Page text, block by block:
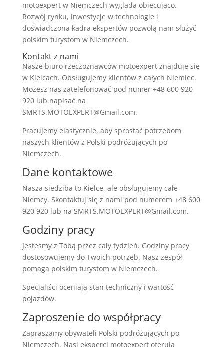
motoexpert w Niemczech wygląda obiecująco.
Rozwój rynku, inwestycje w technologie i
doświadczona kadra ekspertów pozwolą nam służyć
polskim turystom w Niemczech.
Kontakt z nami
Nasze biuro rzeczoznawców motoexpert znajduje się
w Kielcach. Obsługujemy klientów z całych Niemiec.
Możesz nas zatelefonować pod numer +48 600 920
920 lub napisać na
SMRTS.MOTOEXPERT@Gmail.com.
Pracujemy elastycznie, aby sprostać potrzebom
naszych klientów z Polski podróżujących po
Niemczech.
Dane kontaktowe
Nasza siedziba to Kielce, ale obsługujemy całe
Niemcy. Skontaktuj się z nami pod numerem +48 600
920 920 lub na SMRTS.MOTOEXPERT@Gmail.com.
Godziny pracy
Jesteśmy z Tobą przez cały tydzień. Godziny pracy
dostosowujemy do Twoich potrzeb. Nasz zespół
pomaga polskim turystom w Niemczech.
Specjaliści oceniają stan techniczny i wartość
pojazdów.
Zaproszenie do współpracy
Zapraszamy obywateli Polski podróżujących po
Niemczech. Nasi eksperci motoexpert oferują